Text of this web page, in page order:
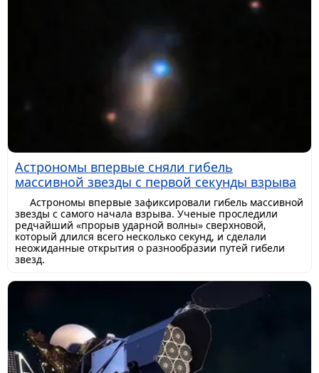
Астрономы впервые сняли гибель
массивной звезды с первой секунды взрыва
Астрономы впервые зафиксировали гибель массивной
звезды с самого начала взрыва. Ученые проследили
редчайший «прорыв ударной волны» сверхновой,
который длился всего несколько секунд, и сделали
неожиданные открытия о разнообразии путей гибели
звезд.